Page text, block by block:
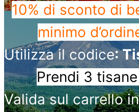
10% di sconto di
minimo
Utilizza il codice:
Prendi 3
Valida sul carrello